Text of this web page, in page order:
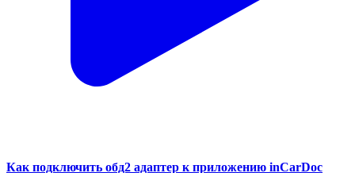
Как подключить обд2 адаптер к приложению inCarDoc